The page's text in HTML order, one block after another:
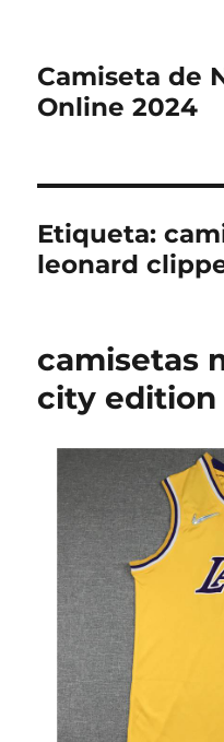
Camiseta de
Online 2024
Etiqueta:
leonard
camisetas
city edition